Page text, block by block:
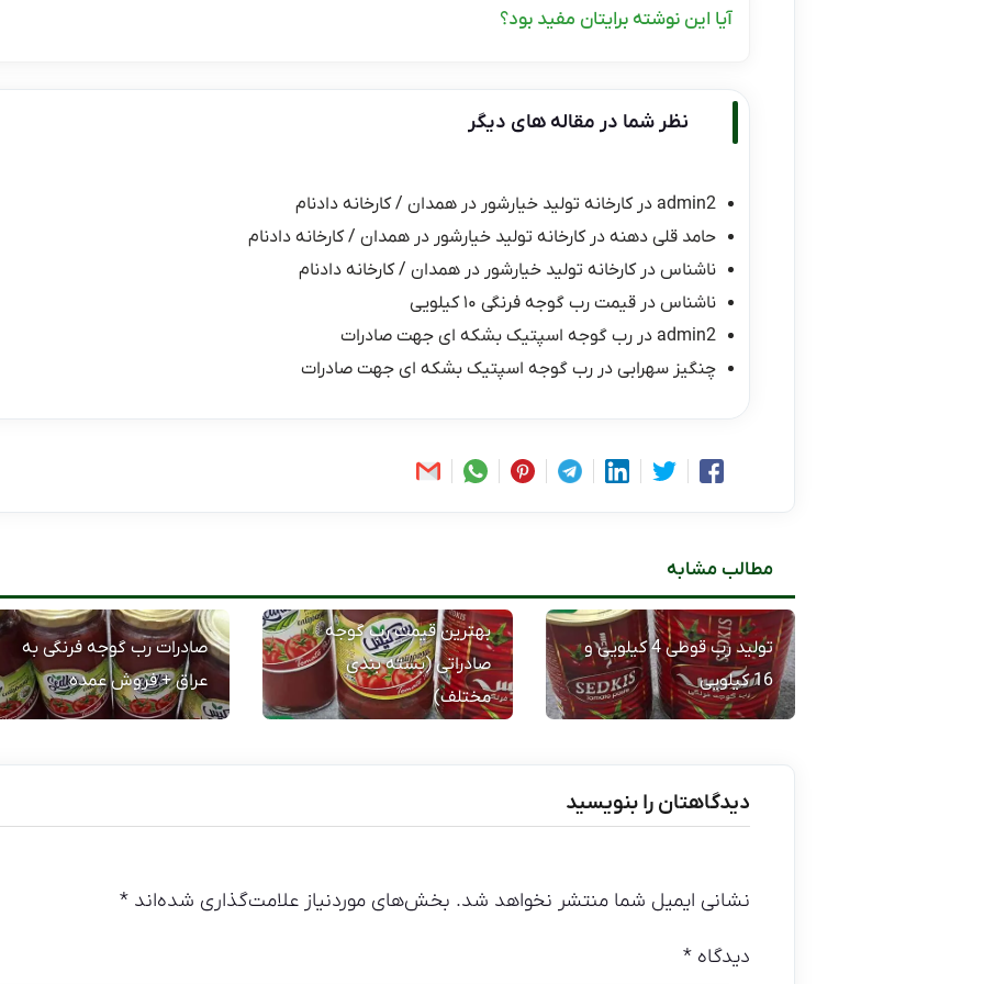
آیا این نوشته برایتان مفید بود؟
نظر شما در مقاله های دیگر
admin2 درکارخانه تولید خیارشور در همدان / کارخانه دادنام
حامد قلی دهنه درکارخانه تولید خیارشور در همدان / کارخانه دادنام
ناشناس درکارخانه تولید خیارشور در همدان / کارخانه دادنام
ناشناس در قیمت رب گوجه فرنگی ۱۰ کیلویی
admin2 در رب گوجه اسپتیک بشکه ای جهت صادرات
چنگیز سهرابی در رب گوجه اسپتیک بشکه ای جهت صادرات
مطالب مشابه
تولید رب قوطی 4 کیلویی و
16 کیلویی
بهترین قیمت رب گوجه
صادراتی (بسته بندی
مختلف)
صادرات رب گوجه فرنگی به
عراق + فروش عمده
دیدگاهتان را بنویسید
نشانی ایمیل شما منتشر نخواهد شد. بخش‌های موردنیاز علامت‌گذاری شده‌اند *
دیدگاه *